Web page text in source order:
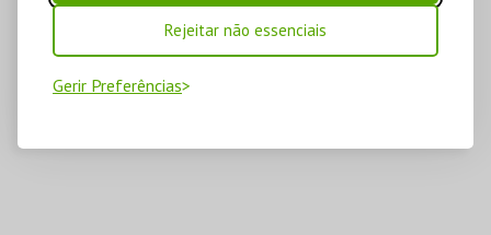
Rejeitar não essenciais
Gerir Preferências